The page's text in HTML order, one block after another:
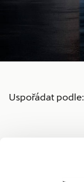
Uspořádat podle: